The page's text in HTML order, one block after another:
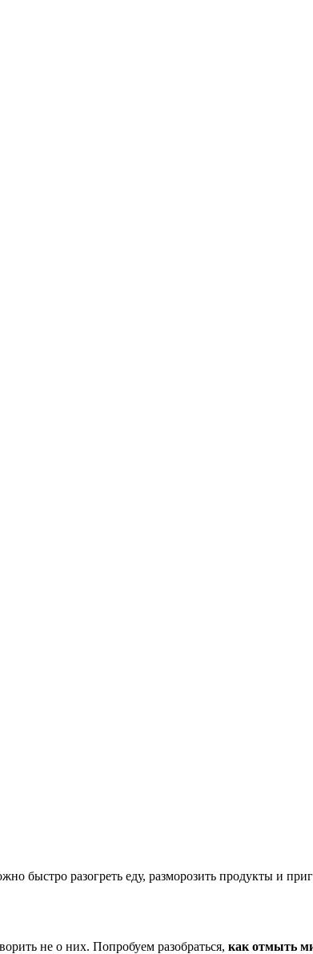
разогреть еду, разморозить продукты и
не о них. Попробуем разобраться, как отмыть